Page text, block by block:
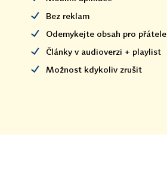
Bez reklam
Odemykejte obsah pro přátele
Články v audioverzi + playlist
Možnost kdykoliv zrušit